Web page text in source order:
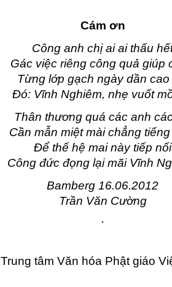
Cám ơn
Công anh chị ai ai thấu
Gác việc riêng công quả giúp
Từng lớp gạch ngày dần cao
Đó: Vĩnh Nghiêm, nhẹ vuốt
Thân thương quá các anh
Cần mẫn miệt mài chẳng
Để thế hệ mai này tiếp nối
Công đức đọng lại mãi Vĩnh
Bamberg 16.06.2012
Trần Văn Cường
Trung tâm Văn hóa Phật giáo